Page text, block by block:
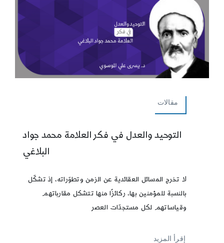
مقالات
التوحيد والعدل في فكر العلامة محمد جواد
البلاغي
لا تخرج المسائل العقائدية عن الزمن وتطوّراته، إذ تشكّل
بالنسبة للمؤمنين بها، ركائزًا منها تتشكل مقارباتهم
وقياساتهم لكل مستجدّات العصر
إقرأ المزيد